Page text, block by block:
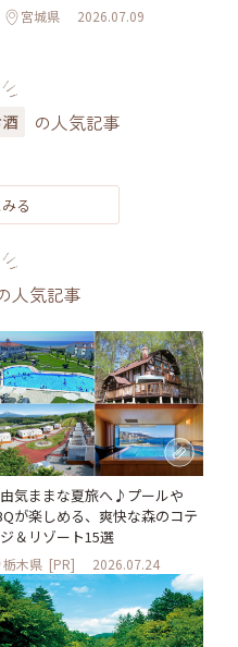
宮城県 2026.07.09
の人気記事
る
人気記事
気ままな夏旅へ♪プールや
が楽しめる、爽快な森のコテ
＆リゾート15選
栃木県 [PR] 2026.07.24